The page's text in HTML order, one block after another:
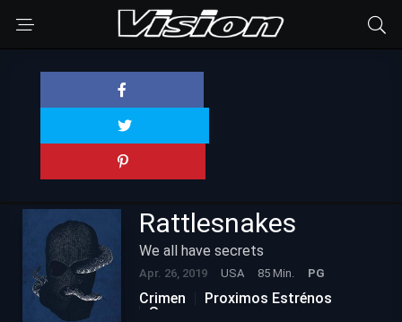
Rattlesnakes
We all have secrets
Apr. 26, 2019 USA 85 Min. PG
Crimen
Proximos Estrénos
Suspenso